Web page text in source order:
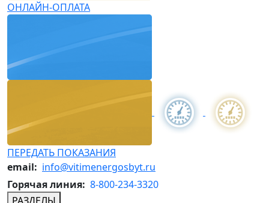
ОНЛАЙН-ОПЛАТА
ПЕРЕДАТЬ ПОКАЗАНИЯ
email: info@vitimenergosbyt.ru
Горячая линия: 8-800-234-3320